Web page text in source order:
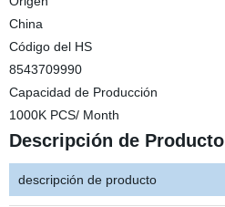
China
Código del HS
8543709990
Capacidad de Producción
1000K PCS/ Month
Descripción de Producto
descripción de producto